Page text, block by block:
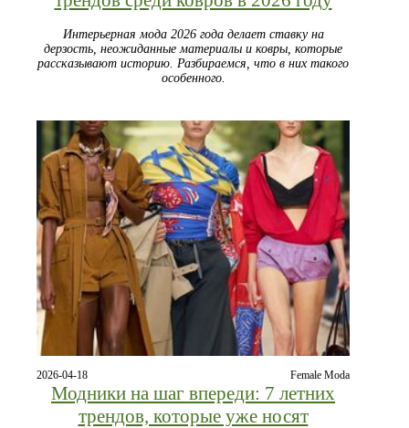
Интерьерная мода 2026 года делает ставку на
дерзость, неожиданные материалы и ковры, которые
рассказывают историю. Разбираемся, что в них такого
особенного.
2026-04-18 Female Moda
Модники на шаг впереди: 7 летних
трендов, которые уже носят